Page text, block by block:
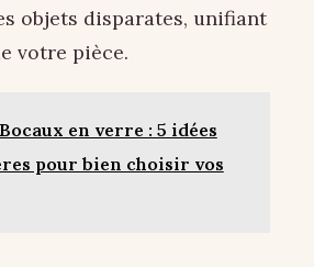
objets disparates, unifiant
votre pièce.
Bocaux en verre : 5 idées
pour bien choisir vos